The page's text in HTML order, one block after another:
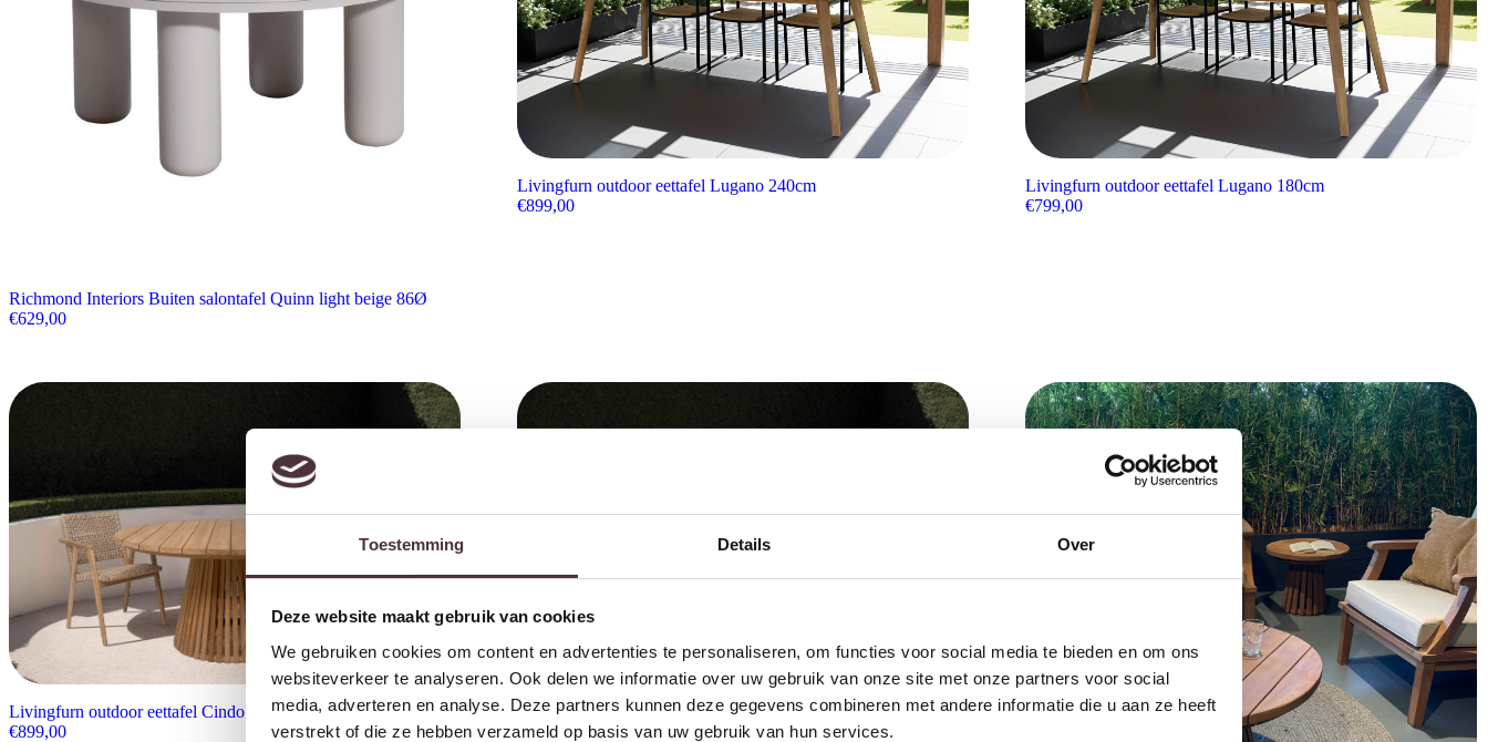
Toestemming Details Over
Deze website maakt gebruik van cookies
We gebruiken cookies om content en advertenties te personaliseren, om functies voor social media te bieden en om ons
websiteverkeer te analyseren. Ook delen we informatie over uw gebruik van onze site met onze partners voor social
media, adverteren en analyse. Deze partners kunnen deze gegevens combineren met andere informatie die u aan ze heeft
verstrekt of die ze hebben verzameld op basis van uw gebruik van hun services.
Richmond Interiors Buiten salontafel Quinn light beige 86Ø
€629,00
Livingfurn outdoor eettafel Lugano 240cm
€899,00
Livingfurn outdoor eettafel Lugano 180cm
€799,00
Livingfurn outdoor eettafel Cindo 150cm
€899,00
Livingfurn outdoor eettafel Cindo 120cm
€599,00